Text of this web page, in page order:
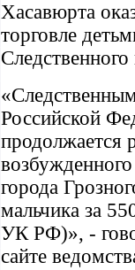
Хасавюрта
торговле
Российской
продолжается
города
мальчика за
УК РФ)», -
сайте